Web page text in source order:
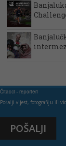
Čitaoci - reporteri
Pošalji vijest, fotografiju ili
POŠALJI